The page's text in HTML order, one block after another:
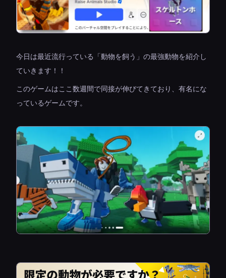
今日は最近流行っている「動物を飼う」の最強動物を紹介し
ていきます！！
このゲームはここ数週間で同接が伸びてきており、有名にな
っているゲームです。